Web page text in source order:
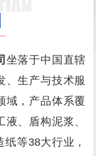
坐落于中国直辖
、生产与技术服
域，产品体系覆
、盾构泥浆、
等38大行业，